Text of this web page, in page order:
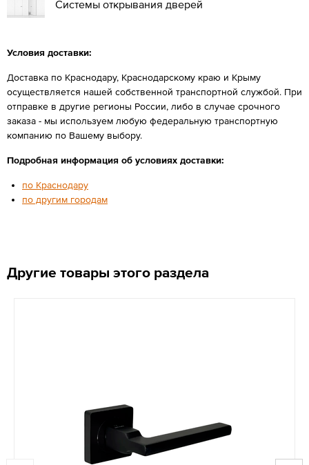
Системы открывания дверей
Условия доставки:
Доставка по Краснодару, Краснодарскому краю и Крыму
осуществляется нашей собственной транспортной службой. При
отправке в другие регионы России, либо в случае срочного
заказа - мы используем любую федеральную транспортную
компанию по Вашему выбору.
Подробная информация об условиях доставки:
по Краснодару
по другим городам
Другие товары этого раздела